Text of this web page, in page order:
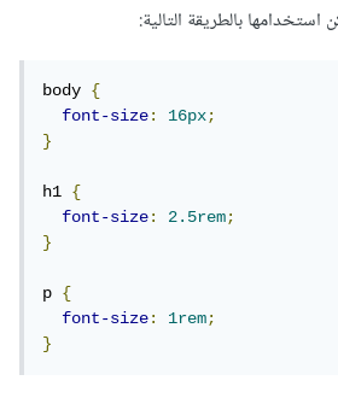
العناصر النصية وأبعاد الحاويات
العناصر النسبية مثل العناصر النصية
والعناصر المتغيرة بناءً على حجم الشاشة.
بالطريقة التالية:
body {
font-size: 16px;
}
h1 {
font-size: 2.5rem;
}
p {
font-size: 1rem;
}